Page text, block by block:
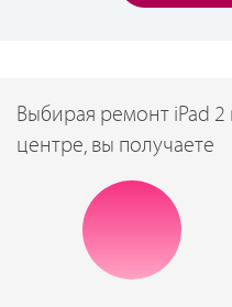
Выбирая ремонт iPad
центре, вы получаете